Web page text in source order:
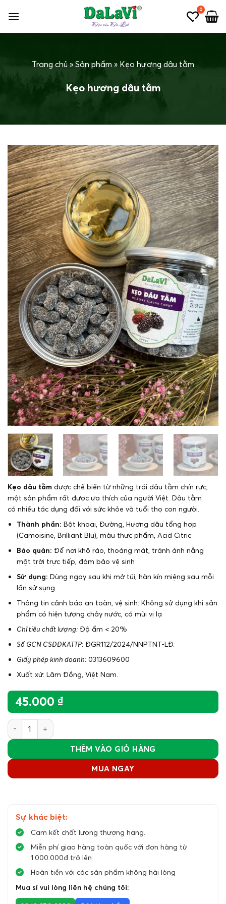
qua
nội
0
Trang chủ » Sản phẩm » Kẹo hương dâu tằm
Kẹo hương dâu tằm
Kẹo dâu tằm được chế biến từ những trái dâu tằm chín rực,
một sản phẩm rất được ưa thích của người Việt. Dâu tằm
có nhiều tác dụng đối với sức khỏe và tuổi thọ con người.
Thành phần: Bột khoai, Đường, Hương dâu tổng hợp
(Camoisine, Brilliant Blu), màu thực phẩm, Acid Citric
Bảo quản: Để nơi khô ráo, thoáng mát, tránh ánh nắng
mặt trời trực tiếp, đảm bảo vệ sinh
Sử dụng: Dùng ngay sau khi mở túi, hàn kín miệng sau mỗi
lần sử sụng
Thông tin cảnh báo an toàn, vệ sinh: Không sử dụng khi sản
phẩm có hiện tượng chảy nước, có mùi vị lạ
Chỉ tiêu chất lượng: Độ ẩm < 20%
Số GCN CSĐĐKATTP: ĐGR112/2024/NNPTNT-LĐ.
Giấy phép kinh doanh: 0313609600
Xuất xứ: Lâm Đồng, Việt Nam.
45.000 ₫
Kẹo hương dâu tằm số lượng
THÊM VÀO GIỎ HÀNG
MUA NGAY
Sự khác biệt:
Cam kết chất lượng thượng hạng.
Miễn phí giao hàng toàn quốc với đơn hàng từ
1.000.000đ trở lên
Hoàn tiền với các sản phẩm không hài lòng
Mua sỉ vui lòng liên hệ chúng tôi: